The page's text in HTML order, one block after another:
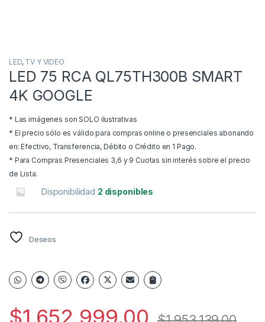
LED, TV Y VIDEO
LED 75 RCA QL75TH300B SMART
4K GOOGLE
* Las imágenes son SOLO ilustrativas
* El precio sólo es válido para compras online o presenciales abonando
en: Efectivo, Transferencia, Débito o Crédito en 1 Pago.
* Para Compras Presenciales 3,6 y 9 Cuotas sin interés sobre el precio
de Lista.
Disponibilidad 2 disponibles
Deseos
$1,652,999.00